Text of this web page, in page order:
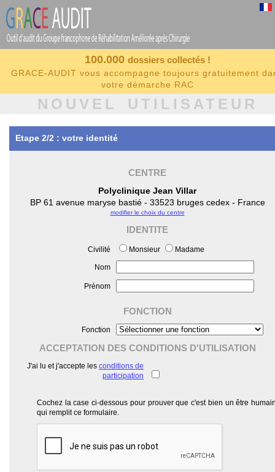
100.000 dossiers collectés !
GRACE-AUDIT vous accompagne toujours gratuitement
votre démarche RAC
NOUVEL UTILISATEUR
Etape 2/2 : votre identité
CENTRE
Polyclinique Jean Villar
BP 61 avenue maryse bastié - 33523 bruges cedex - France
modifier le choix du centre
IDENTITE
Civilité Monsieur Madame
Nom
Prénom
FONCTION
Fonction
ACCEPTATION DES CONDITIONS D'UTILISATION
J'ai lu et j'accepte les conditions de
participation
Cochez la case ci-dessous pour prouver que c'est bien un être
qui remplit ce formulaire.